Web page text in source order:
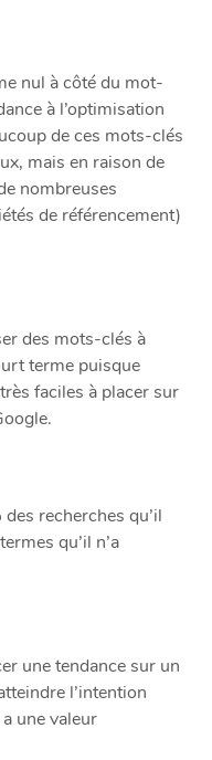
nul à côté du mot-
à l’optimisation
de ces mots-clés
mais en raison de
nombreuses
de référencement)
des mots-clés à
terme puisque
faciles à placer sur
recherches qu’il
qu’il n’a
une tendance sur un
l’intention
une valeur